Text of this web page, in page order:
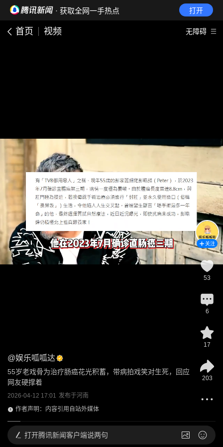
· 获取全网一手热点 打开
首页 视频 无障碍
@娱乐呱呱达
55岁老戏骨为治疗肠癌花光积蓄，带病拍戏笑对生死，回应
网友硬撑着
2026-04-12 17:01 发布于河南
作者声明：内容引用自站外媒体
关注
53
6
17
203
打开腾讯新闻客户端说两句